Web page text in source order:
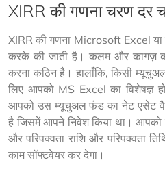
XIRR की गणना चरण
XIRR की गणना Microsoft Excel या
करके की जाती है। कलम और कागज़
करना कठिन है। हालाँकि, किसी
लिए आपको MS Excel का विशेषज्ञ
आपको उस म्यूचुअल फंड का नेट एसेट
है जिसमें आपने निवेश किया था। आपको
और परिपक्वता राशि और परिपक्वता
काम सॉफ्टवेयर कर देगा।